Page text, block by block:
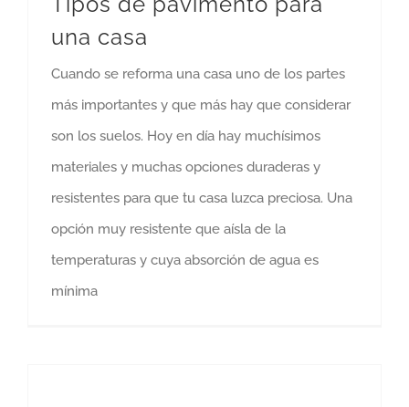
una casa
Cuando se reforma una casa uno de los partes
más importantes y que más hay que considerar
son los suelos. Hoy en día hay muchísimos
materiales y muchas opciones duraderas y
resistentes para que tu casa luzca preciosa. Una
opción muy resistente que aísla de la
temperaturas y cuya absorción de agua es
mínima